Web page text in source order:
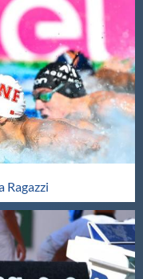
Ragazzi